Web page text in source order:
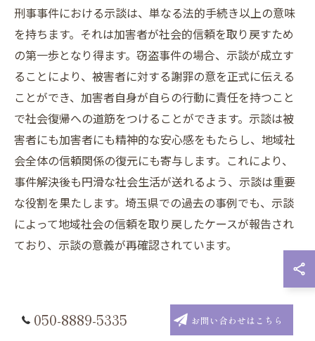
刑事事件における示談は、単なる法的手続き以上の意味
を持ちます。それは加害者が社会的信頼を取り戻すため
の第一歩となり得ます。窃盗事件の場合、示談が成立す
ることにより、被害者に対する謝罪の意を正式に伝える
ことができ、加害者自身が自らの行動に責任を持つこと
で社会復帰への道筋をつけることができます。示談は被
害者にも加害者にも精神的な安心感をもたらし、地域社
会全体の信頼関係の復元にも寄与します。これにより、
事件解決後も円滑な社会生活が送れるよう、示談は重要
な役割を果たします。埼玉県での過去の事例でも、示談
によって地域社会の信頼を取り戻したケースが報告され
ており、示談の意義が再確認されています。
埼玉県の刑事事件で示談交渉がもた
らす被害者との和解
050-8889-5335 お問い合わせはこちら